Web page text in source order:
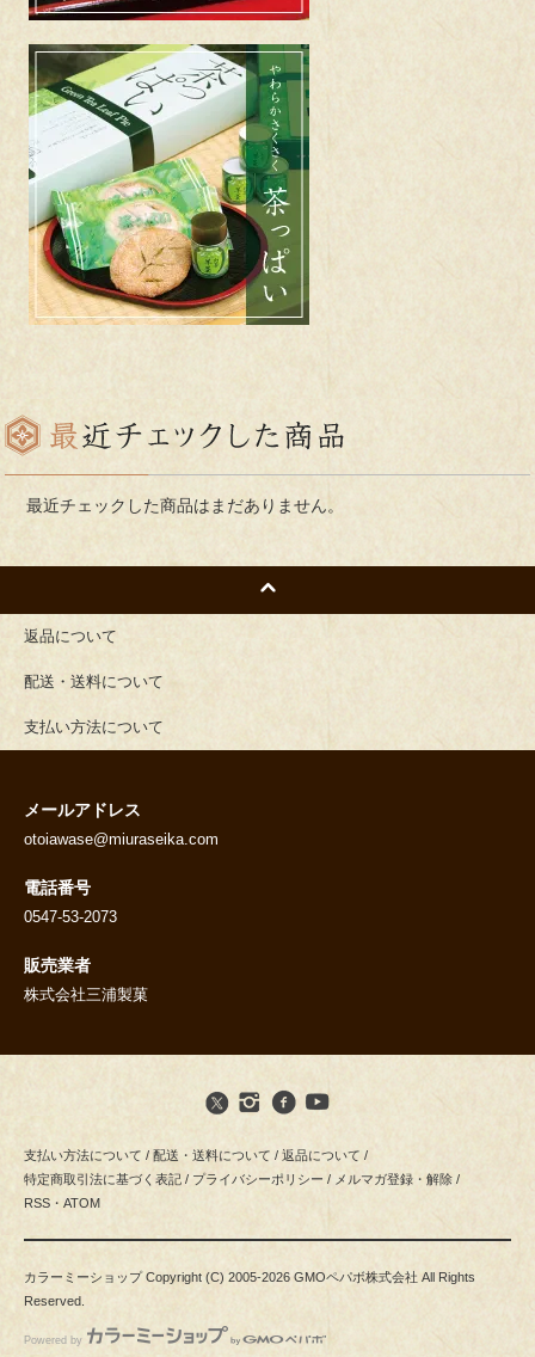
最近チェックした商品はまだありません。
返品について
配送・送料について
支払い方法について
メールアドレス
otoiawase@miuraseika.com
電話番号
0547-53-2073
販売業者
株式会社三浦製菓
支払い方法について / 配送・送料について / 返品について /
特定商取引法に基づく表記 / プライバシーポリシー / メルマガ登録・解除 /
RSS ・ ATOM
カラーミーショップCopyright (C) 2005-2026 GMOペパボ株式会社 All Rights
Reserved.
Powered by